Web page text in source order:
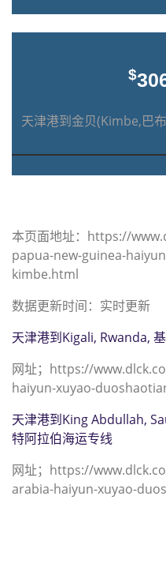
$
天津港到金贝(Kimbe,巴
本页面地址：https://
papua-new-guinea-
kimbe.html
数据更新时间：实时更新
天津港到Kigali, Rwanda,
网址；https://
haiyun-xuyao-
天津港到King Abdullah,
特阿拉伯海运专线
网址；https://
arabia-haiyun-xuyao-